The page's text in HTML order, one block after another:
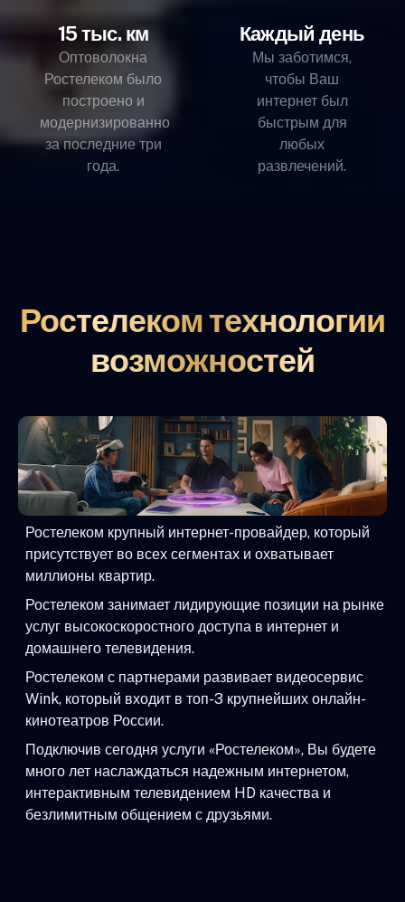
15 тыс. км
Оптоволокна
Ростелеком было
построено и
модернизированно
за последние три
года.
Каждый день
Мы заботимся,
чтобы Ваш
интернет был
быстрым для
любых
развлечений.
Ростелеком технологии
возможностей
Ростелеком крупный интернет-провайдер, который
присутствует во всех сегментах и охватывает
миллионы квартир.
Ростелеком занимает лидирующие позиции на рынке
услуг высокоскоростного доступа в интернет и
домашнего телевидения.
Ростелеком с партнерами развивает видеосервис
Wink, который входит в топ-3 крупнейших онлайн-
кинотеатров России.
Подключив сегодня услуги «Ростелеком», Вы будете
много лет наслаждаться надежным интернетом,
интерактивным телевидением HD качества и
безлимитным общением с друзьями.